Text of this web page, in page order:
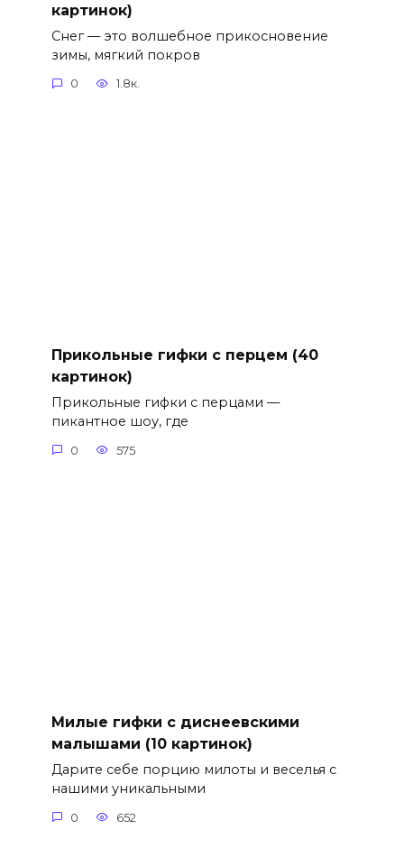
картинок)
Снег — это волшебное прикосновение
зимы, мягкий покров
0 1.8к.
Прикольные гифки с перцем (40
картинок)
Прикольные гифки с перцами —
пикантное шоу, где
0 575
Милые гифки с диснеевскими
малышами (10 картинок)
Дарите себе порцию милоты и веселья с
нашими уникальными
0 652